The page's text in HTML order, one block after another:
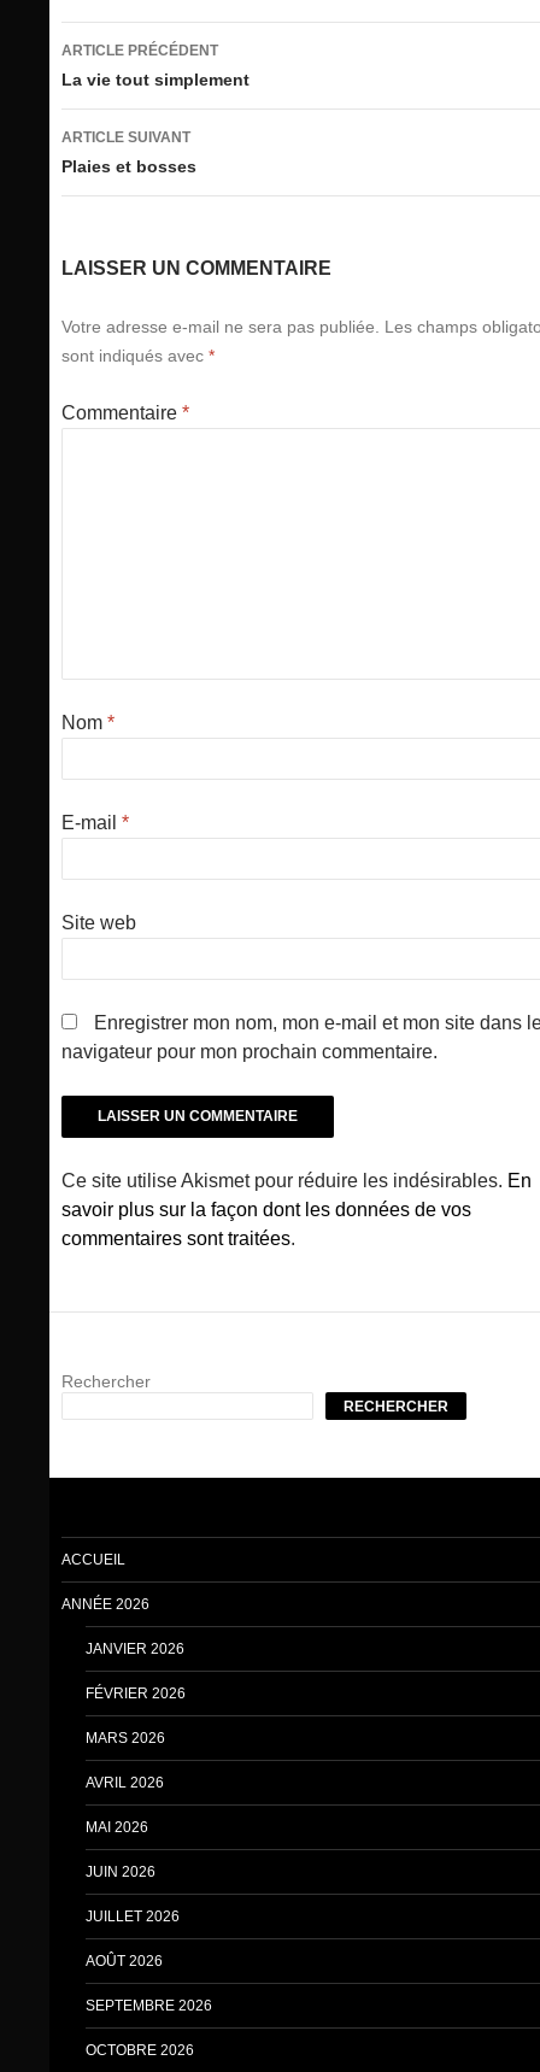
Navigation
des
articles
ARTICLE PRÉCÉDENT
La vie tout simplement
ARTICLE SUIVANT
Plaies et bosses
LAISSER UN COMMENTAIRE
Votre adresse e-mail ne sera pas publiée.
Les champs
sont indiqués avec *
Commentaire *
Nom *
E-mail *
Site web
Enregistrer mon nom, mon e-mail et mon site dans
navigateur pour mon prochain commentaire.
Ce site utilise Akismet pour réduire les indésirables. En
savoir plus sur la façon dont les données de vos
commentaires sont traitées.
Rechercher
RECHERCHER
ACCUEIL
ANNÉE 2026
JANVIER 2026
FÉVRIER 2026
MARS 2026
AVRIL 2026
MAI 2026
JUIN 2026
JUILLET 2026
AOÛT 2026
SEPTEMBRE 2026
OCTOBRE 2026